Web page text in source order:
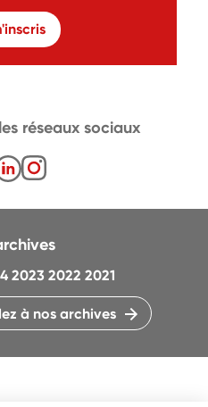
2023 2022 2021
à nos archives
réseaux sociaux